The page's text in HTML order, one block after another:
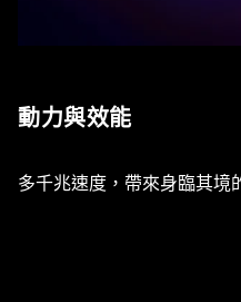
動力與效能
多千兆速度，帶來身臨其境